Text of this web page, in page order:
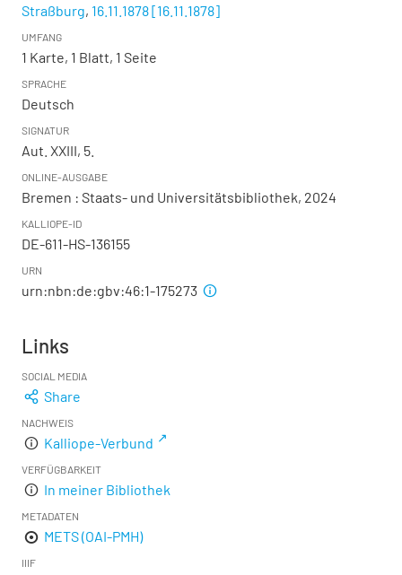
Straßburg, 16.11.1878 [16.11.1878]
UMFANG
1 Karte, 1 Blatt, 1 Seite
SPRACHE
Deutsch
SIGNATUR
Aut. XXIII, 5.
ONLINE-AUSGABE
Bremen : Staats- und Universitätsbibliothek, 2024
KALLIOPE-ID
DE-611-HS-136155
URN
urn:nbn:de:gbv:46:1-175273
Links
SOCIAL MEDIA
Share
NACHWEIS
Kalliope-Verbund
VERFÜGBARKEIT
In meiner Bibliothek
METADATEN
METS (OAI-PMH)
IIIF